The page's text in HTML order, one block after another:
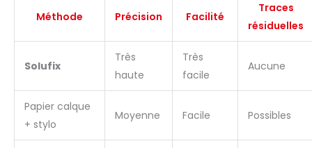
Méthode Précision Facilité
Traces
résiduelles
Solufix
Très
haute
Très
facile
Aucune
Papier calque
+ stylo
Moyenne Facile Possibles